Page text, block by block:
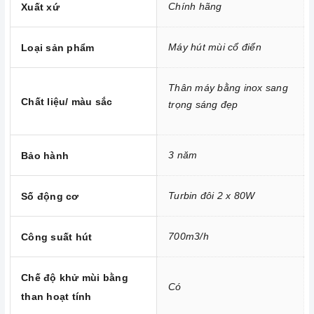
Homebest
Công nghệ hiện đại
Công suất hút khỏe, động cơ Turbin đôi 2 x 80W
Máythường bao gồm các bộ
phận cơ bản như: lớp toa inox bên ngoài, hệ thống dẫn khí,
hút.
. Đồng thời chức năng khử mùi bằng than hoạt
Xuất xứ Chính hãng
Loại sản phẩm Máy hút mùi cổ điển
Chất liệu/ màu sắc
Thân máy bằng inox sang
trọng sáng đẹp
Bảo hành 3 năm
Số động cơ Turbin đôi 2 x 80W
Công suất hút 700m3/h
Chế độ khử mùi bằng
than hoạt tính
Có